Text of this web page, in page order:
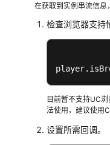
在获取到实例串流信息
检查浏览器支持
player
目前暂不支持UC
法使用，建议使用
设置所需回调。